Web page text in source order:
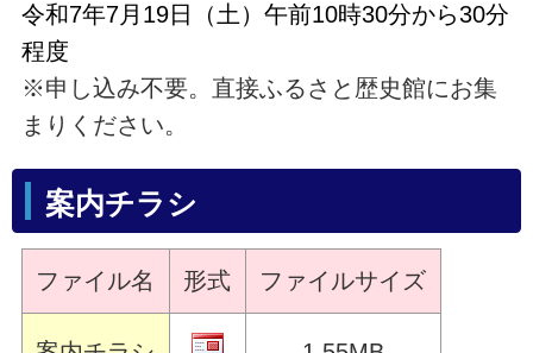
令和7年7月19日（土）午前10時30分から30分
程度
※申し込み不要。直接ふるさと歴史館にお集
まりください。
案内チラシ
ファイル名 形式 ファイルサイズ